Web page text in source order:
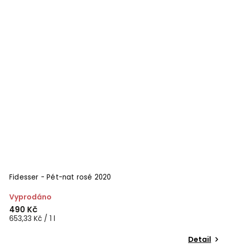
Fidesser - Pét-nat rosé 2020
Vyprodáno
490 Kč
653,33 Kč / 1 l
Detail